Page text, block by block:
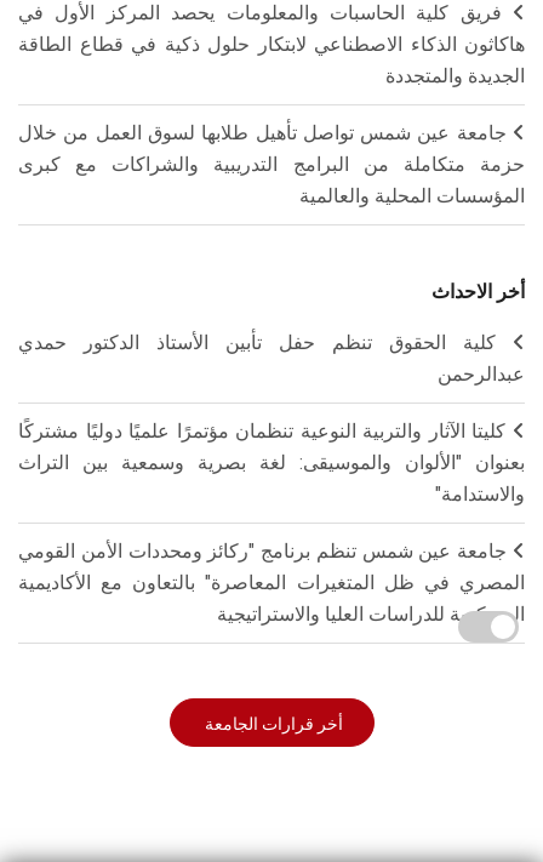
فريق كلية الحاسبات والمعلومات يحصد المركز الأول في
هاكاثون الذكاء الاصطناعي لابتكار حلول ذكية في قطاع الطاقة
الجديدة والمتجددة
جامعة عين شمس تواصل تأهيل طلابها لسوق العمل من خلال
حزمة متكاملة من البرامج التدريبية والشراكات مع كبرى
المؤسسات المحلية والعالمية
أخر الاحداث
كلية الحقوق تنظم حفل تأبين الأستاذ الدكتور حمدي
عبدالرحمن
كليتا الآثار والتربية النوعية تنظمان مؤتمرًا علميًا دوليًا مشتركًا
بعنوان "الألوان والموسيقى: لغة بصرية وسمعية بين التراث
والاستدامة"
جامعة عين شمس تنظم برنامج "ركائز ومحددات الأمن القومي
المصري في ظل المتغيرات المعاصرة" بالتعاون مع الأكاديمية
العسكرية للدراسات العليا والاستراتيجية
أخر قرارات الجامعة